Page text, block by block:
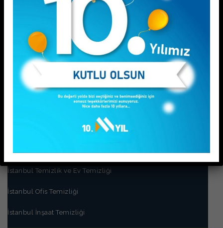
En Güvenilir Hizmeti Nasıl Bulursunuz?
KATEGORİLER
Ev Temizliği
İstanbul Temizlik ve Ev Temizliği
İstanbul Ofis Temizliği
İstanbul İnşaat Temizliği